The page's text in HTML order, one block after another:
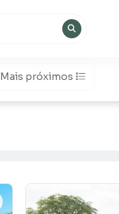
Mais próximos